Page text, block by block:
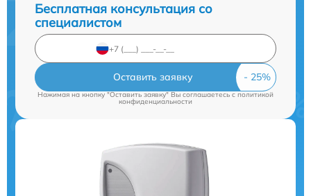
Бесплатная консультация со
специалистом
Оставить заявку
Нажимая на кнопку "Оставить заявку" Вы соглашаетесь cполитикой
конфиденциальности